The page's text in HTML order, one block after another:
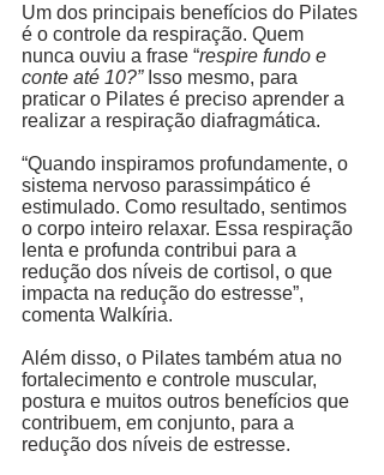
Um dos principais benefícios do Pilates
é o controle da respiração. Quem
nunca ouviu a frase “respire fundo e
conte até 10?” Isso mesmo, para
praticar o Pilates é preciso aprender a
realizar a respiração diafragmática.
“Quando inspiramos profundamente, o
sistema nervoso parassimpático é
estimulado. Como resultado, sentimos
o corpo inteiro relaxar. Essa respiração
lenta e profunda contribui para a
redução dos níveis de cortisol, o que
impacta na redução do estresse”,
comenta Walkíria.
Além disso, o Pilates também atua no
fortalecimento e controle muscular,
postura e muitos outros benefícios que
contribuem, em conjunto, para a
redução dos níveis de estresse.